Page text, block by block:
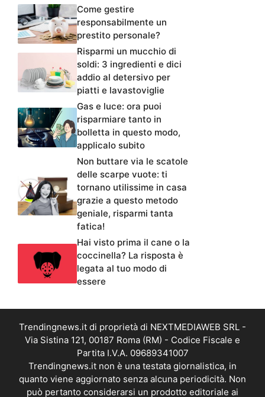
Come gestire
responsabilmente un
prestito personale?
Risparmi un mucchio di
soldi: 3 ingredienti e dici
addio al detersivo per
piatti e lavastoviglie
Gas e luce: ora puoi
risparmiare tanto in
bolletta in questo modo,
applicalo subito
Non buttare via le scatole
delle scarpe vuote: ti
tornano utilissime in casa
grazie a questo metodo
geniale, risparmi tanta
fatica!
Hai visto prima il cane o la
coccinella? La risposta è
legata al tuo modo di
essere
Trendingnews.it di proprietà di NEXTMEDIAWEB SRL -
Via Sistina 121, 00187 Roma (RM) - Codice Fiscale e
Partita I.V.A. 09689341007
Trendingnews.it non è una testata giornalistica, in
quanto viene aggiornato senza alcuna periodicità. Non
può pertanto considerarsi un prodotto editoriale ai